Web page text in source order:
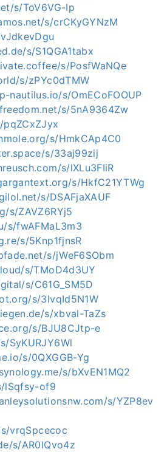
s/ToV6VG-Ip
s/crCKyGYNzM
s/S1QGA1tabx
s/PosfWaNQe
s/zPYc0dTMW
nautilus.io/s/OmECoFOOUP
s/5nA9364Zw
s/HmkCAp4C0
s/33aj99zij
s/lXLu3FIiR
s/HkfC21YTWg
s/DSAFjaXAUF
s/ZAVZ6RYj5
s/fwAFMaL3m3
s/5Knp1fjnsR
s/jWeF6SObm
s/TMoD4d3UY
s/C61G_SM5D
s/3IvqId5N1W
s/xbval-TaZs
s/BJU8CJtp-e
SyKURJY6Wl
s/0QXGGB-Yg
s/bXvEN1MQ2
lSqfsy-of9
s/YZP8ev
vrqSpcecoc
s/AR0lQvo4z